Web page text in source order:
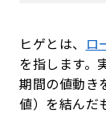
ヒゲとは、 ロ
を指します。
期間の値動き
値）を結んだ